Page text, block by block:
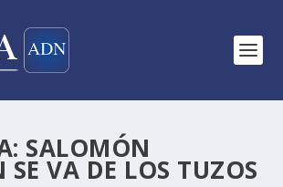
SALOMÓN
VA DE LOS TUZOS